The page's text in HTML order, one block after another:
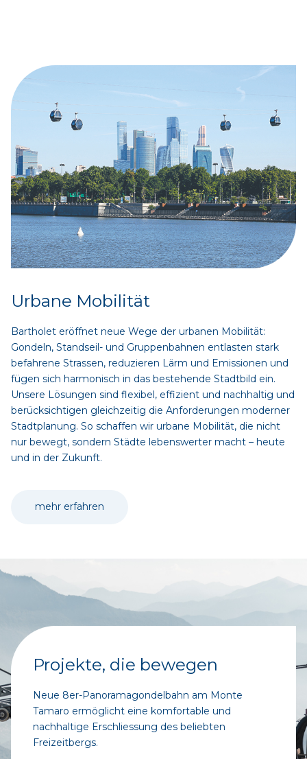
Urbane Mobilität
Bartholet eröffnet neue Wege der urbanen Mobilität:
Gondeln, Standseil- und Gruppenbahnen entlasten stark
befahrene Strassen, reduzieren Lärm und Emissionen und
fügen sich harmonisch in das bestehende Stadtbild ein.
Unsere Lösungen sind flexibel, effizient und nachhaltig und
berücksichtigen gleichzeitig die Anforderungen moderner
Stadtplanung. So schaffen wir urbane Mobilität, die nicht
nur bewegt, sondern Städte lebenswerter macht – heute
und in der Zukunft.
mehr erfahren
Projekte, die bewegen
Neue 8er-Panoramagondelbahn am Monte
Tamaro ermöglicht eine komfortable und
nachhaltige Erschliessung des beliebten
Freizeitbergs.